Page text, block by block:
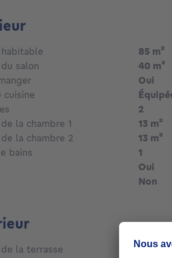
85 m²
salon
40 m²
Oui
cuisine
2
la chambre 1
13 m²
la chambre 2
13 m²
bains
1
Oui
Non
la terrasse 7m²